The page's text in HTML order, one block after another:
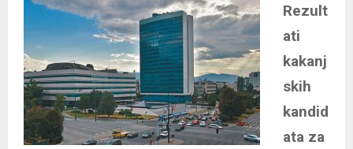
Rezult
ati
kakanj
skih
kandid
ata za